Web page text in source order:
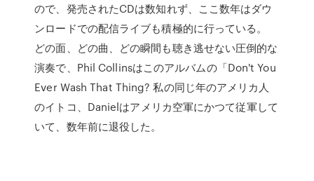
ので、発売されたCDは数知れず、ここ数年はダウ
ンロードでの配信ライブも積極的に行っている。
どの面、どの曲、どの瞬間も聴き逃せない圧倒的な
演奏で、Phil Collinsはこのアルバムの「Don't You
Ever Wash That Thing? 私の同じ年のアメリカ人
のイトコ、Danielはアメリカ空軍にかつて従軍して
いて、数年前に退役した。